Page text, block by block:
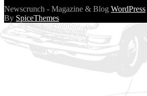
Newscrunch - Magazine & Blog WordPress
By SpiceThemes